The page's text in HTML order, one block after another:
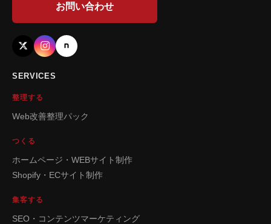
お問い合わせ
SERVICES
整理する
Web改善整理パック
つくる
ホームページ・WEBサイト制作
Shopify・ECサイト制作
集客する
SEO・コンテンツマーケティング